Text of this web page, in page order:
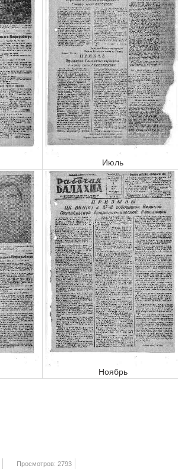
Июль
Ноябрь
Просмотров: 2793